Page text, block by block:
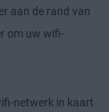
aan de rand van
om uw wifi-
netwerk in kaart